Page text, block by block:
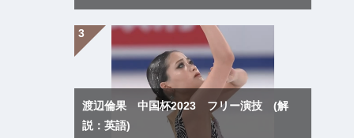
渡辺倫果 中国杯2023 フリー演技 (解
説：英語)